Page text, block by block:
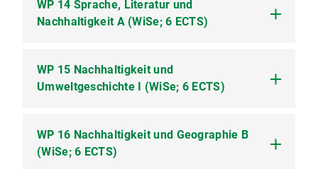
qualitativen Sozialforschung (Tafelübung)
(Tafelübung; 2 SWS)
WP 13.1 Ethisches Argumentieren (Online-
Kurs; 2 SWS)
WP 14 Sprache, Literatur und
Nachhaltigkeit A (WiSe; 6 ECTS)
WP 14.1 Sprache, Literatur und Nachhaltigkeit
A (Seminar; 2 SWS)
WP 15 Nachhaltigkeit und
Umweltgeschichte I (WiSe; 6 ECTS)
WP 15.1 Paläobotanik 1 (Übung; 2 SWS)
WP 15.2 Tagesexkursion zu Paläobotanik 1
WP 16 Nachhaltigkeit und Geographie B
(WiSe; 6 ECTS)